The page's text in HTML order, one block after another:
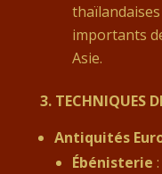
importants
Asie.
3. TECHNIQUES
Antiquités
Ébénisterie